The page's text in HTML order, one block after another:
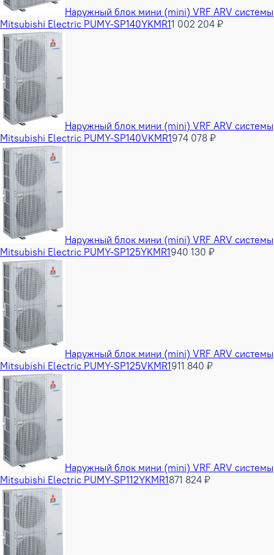
Наружный блок мини (mini) VRF ARV системы
Mitsubishi Electric PUMY-SP140YKMR11 002 204 ₽
Наружный блок мини (mini) VRF ARV системы
Mitsubishi Electric PUMY-SP140VKMR1974 078 ₽
Наружный блок мини (mini) VRF ARV системы
Mitsubishi Electric PUMY-SP125YKMR1940 130 ₽
Наружный блок мини (mini) VRF ARV системы
Mitsubishi Electric PUMY-SP125VKMR1911 840 ₽
Наружный блок мини (mini) VRF ARV системы
Mitsubishi Electric PUMY-SP112YKMR1871 824 ₽